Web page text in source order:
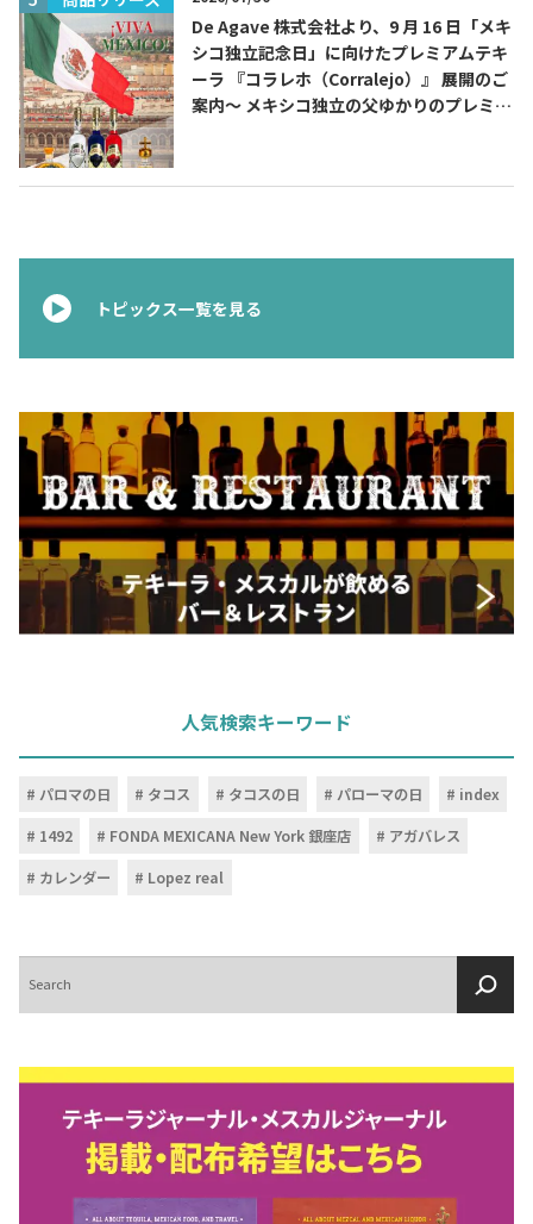
De Agave 株式会社より、9 月 16 日「メキ
シコ独立記念日」に向けたプレミアムテキ
ーラ 『コラレホ（Corralejo）』 展開のご
案内〜 メキシコ独立の父ゆかりのプレミア
トピックス一覧を見る
人気検索キーワード
パロマの日 タコス タコスの日 パローマの日
index
1492
FONDA MEXICANA New York 銀座店
アガバレス
カレンダー
Lopez real
索